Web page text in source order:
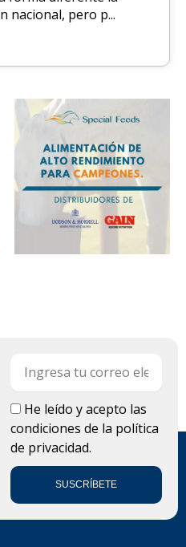
nacional, pero p...
LOPDHe leído y acepto las
condiciones de la política
de privacidad.
SUSCRÍBETE